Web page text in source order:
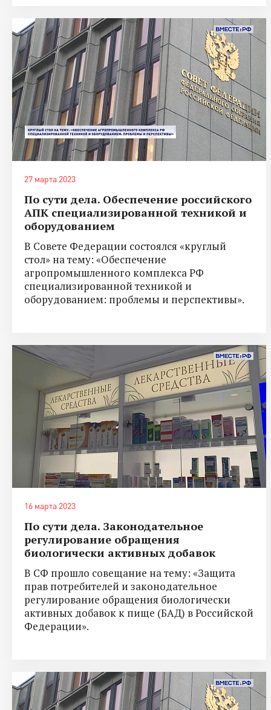
27 марта 2023
По сути дела. Обеспечение российского
АПК специализированной техникой и
оборудованием
В Совете Федерации состоялся «круглый
стол» на тему: «Обеспечение
агропромышленного комплекса РФ
специализированной техникой и
оборудованием: проблемы и перспективы».
16 марта 2023
По сути дела. Законодательное
регулирование обращения
биологически активных добавок
В СФ прошло совещание на тему: «Защита
прав потребителей и законодательное
регулирование обращения биологически
активных добавок к пище (БАД) в Российской
Федерации».